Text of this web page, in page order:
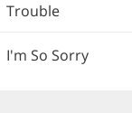
Trouble
I'm So Sorry